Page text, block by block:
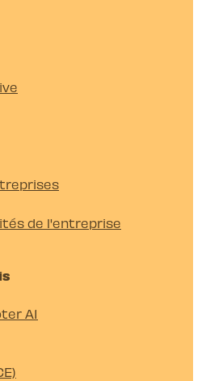
de l'entreprise
A1